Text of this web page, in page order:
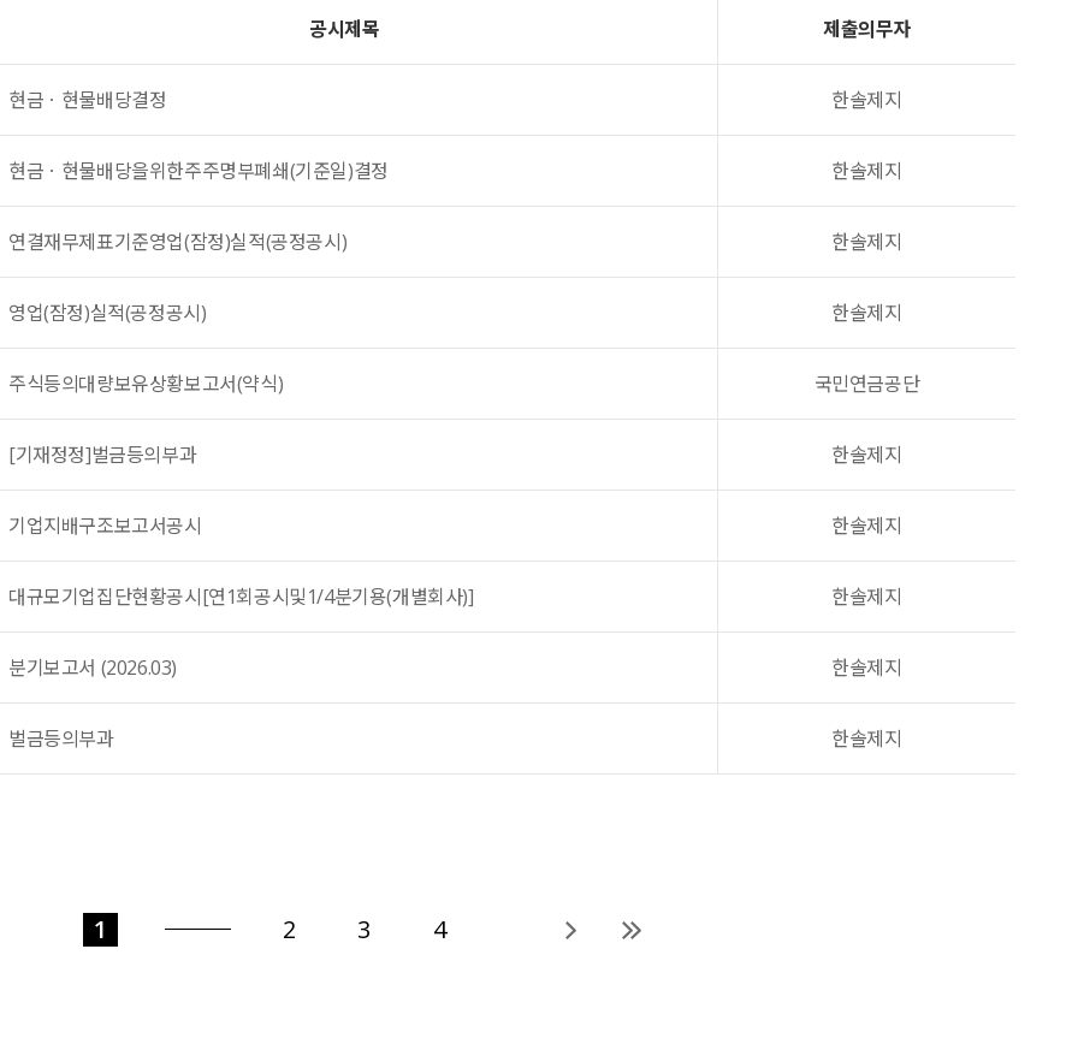
공시제목 제출의무자
현금ㆍ현물배당결정 한솔제지
현금ㆍ현물배당을위한주주명부폐쇄(기준일)결정 한솔제지
연결재무제표기준영업(잠정)실적(공정공시) 한솔제지
영업(잠정)실적(공정공시) 한솔제지
주식등의대량보유상황보고서(약식) 국민연금공단
[기재정정]벌금등의부과 한솔제지
기업지배구조보고서공시 한솔제지
대규모기업집단현황공시[연1회공시및1/4분기용(개별회사)] 한솔제지
분기보고서 (2026.03) 한솔제지
벌금등의부과 한솔제지
1 2 3 4 다
음
마
지